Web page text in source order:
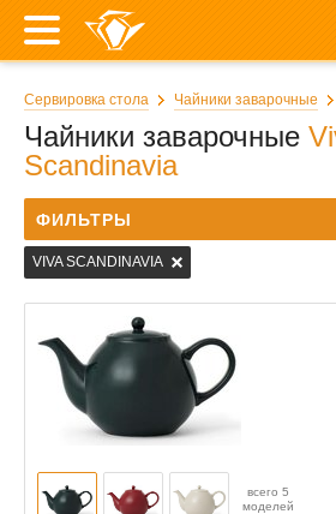
Сервировка стола Чайники заварочные
Чайники заварочные
Scandinavia
ФИЛЬТРЫ
VIVA SCANDINAVIA
всего 5
моделей